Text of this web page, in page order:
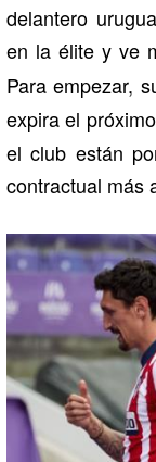
delantero
en la élite y ve
Para empezar,
expira el próximo
el club están
contractual más